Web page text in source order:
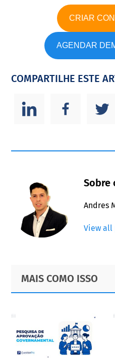
CRIAR
AGENDAR
COMPARTILHE ESTE
Sobre
Andres
View all
Primary
Sidebar
Footer
MAIS COMO ISSO